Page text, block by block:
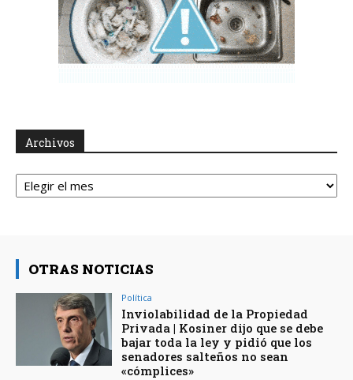
Archivos
Archivos
OTRAS NOTICIAS
Política
Inviolabilidad de la Propiedad
Privada | Kosiner dijo que se debe
bajar toda la ley y pidió que los
senadores salteños no sean
«cómplices»